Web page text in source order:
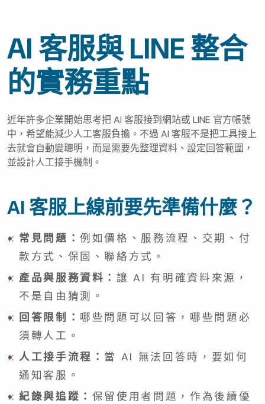
AI 客服與 LINE 整合
的實務重點
近年許多企業開始思考把 AI 客服接到網站或 LINE 官方帳號
中，希望能減少人工客服負擔。不過 AI 客服不是把工具接上
去就會自動變聰明，而是需要先整理資料、設定回答範圍，
並設計人工接手機制。
AI 客服上線前要先準備什麼？
常見問題：例如價格、服務流程、交期、付
款方式、保固、聯絡方式。
產品與服務資料：讓 AI 有明確資料來源，
不是自由猜測。
回答限制： 哪些問題可以回答，哪些問題必
須轉人工。
人工接手流程： 當 AI 無法回答時，要如何
通知客服。
紀錄與追蹤： 保留使用者問題，作為後續優